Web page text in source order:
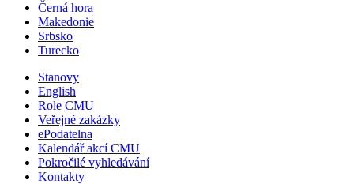
Černá hora
Makedonie
Srbsko
Turecko
Stanovy
English
Role CMU
Veřejné zakázky
ePodatelna
Kalendář akcí CMU
Pokročilé vyhledávání
Kontakty